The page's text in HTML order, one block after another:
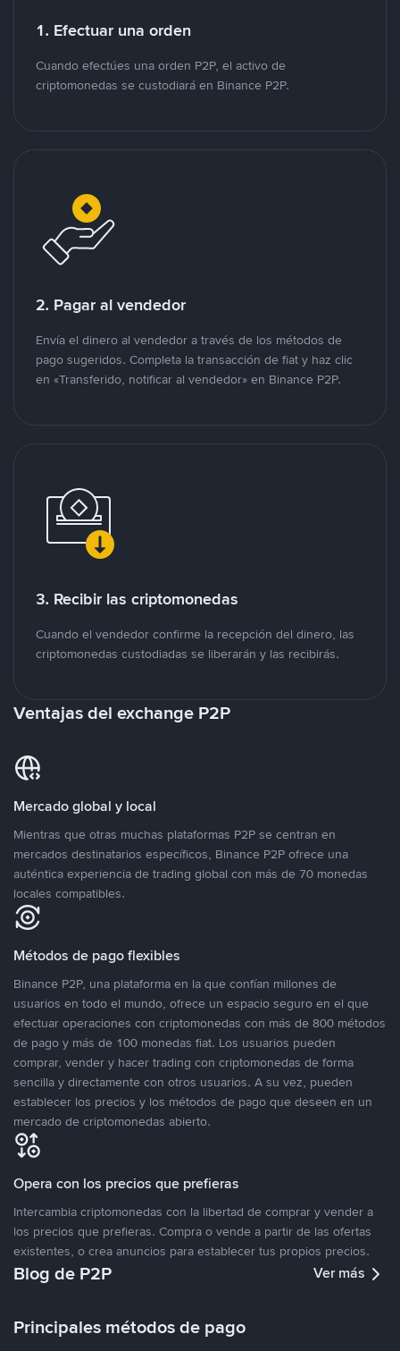
1. Efectuar una orden
Cuando efectúes una orden P2P, el activo de
criptomonedas se custodiará en Binance P2P.
2. Pagar al vendedor
Envía el dinero al vendedor a través de los métodos de
pago sugeridos. Completa la transacción de fiat y haz clic
en «Transferido, notificar al vendedor» en Binance P2P.
3. Recibir las criptomonedas
Cuando el vendedor confirme la recepción del dinero, las
criptomonedas custodiadas se liberarán y las recibirás.
Ventajas del exchange P2P
Mercado global y local
Mientras que otras muchas plataformas P2P se centran en
mercados destinatarios específicos, Binance P2P ofrece una
auténtica experiencia de trading global con más de 70 monedas
locales compatibles.
Métodos de pago flexibles
Binance P2P, una plataforma en la que confían millones de
usuarios en todo el mundo, ofrece un espacio seguro en el que
efectuar operaciones con criptomonedas con más de 800 métodos
de pago y más de 100 monedas fiat. Los usuarios pueden
comprar, vender y hacer trading con criptomonedas de forma
sencilla y directamente con otros usuarios. A su vez, pueden
establecer los precios y los métodos de pago que deseen en un
mercado de criptomonedas abierto.
Opera con los precios que prefieras
Intercambia criptomonedas con la libertad de comprar y vender a
los precios que prefieras. Compra o vende a partir de las ofertas
existentes, o crea anuncios para establecer tus propios precios.
Blog de P2P Ver más
Principales métodos de pago